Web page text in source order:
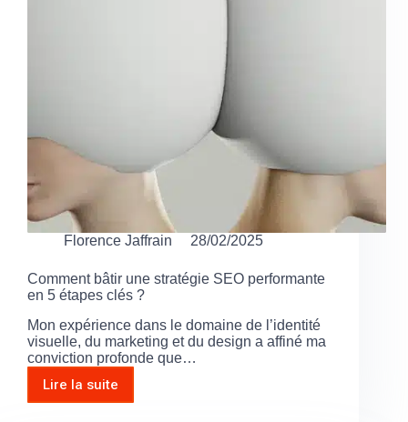
Florence Jaffrain 28/02/2025
Comment bâtir une stratégie SEO performante
en 5 étapes clés ?
Mon expérience dans le domaine de l’identité
visuelle, du marketing et du design a affiné ma
conviction profonde que…
Lire la suite